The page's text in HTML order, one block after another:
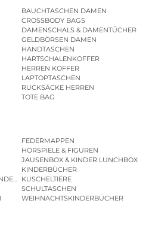
BAUCHTASCHEN DAMEN
CROSSBODY BAGS
DAMENSCHALS & DAMENTÜCHER
GELDBÖRSEN DAMEN
HANDTASCHEN
HARTSCHALENKOFFER
HERREN KOFFER
LAPTOPTASCHEN
RUCKSÄCKE HERREN
TOTE BAG
FEDERMAPPEN
HÖRSPIELE & FIGUREN
JAUSENBOX & KINDER LUNCHBOX
KINDERBÜCHER
| KINDERGARTENBEUTEL
KUSCHELTIERE
SCHULTASCHEN
WEIHNACHTSKINDERBÜCHER